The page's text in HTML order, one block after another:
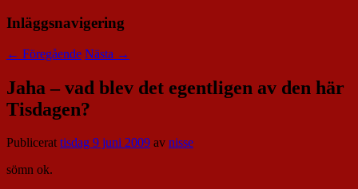
Inläggsnavigering
← Föregående Nästa →
Jaha – vad blev det egentligen av den här
Tisdagen?
Publicerattisdag 9 juni 2009 av nisse
sömn ok.